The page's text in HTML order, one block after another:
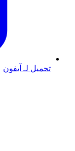
تحميل لـ آيفون